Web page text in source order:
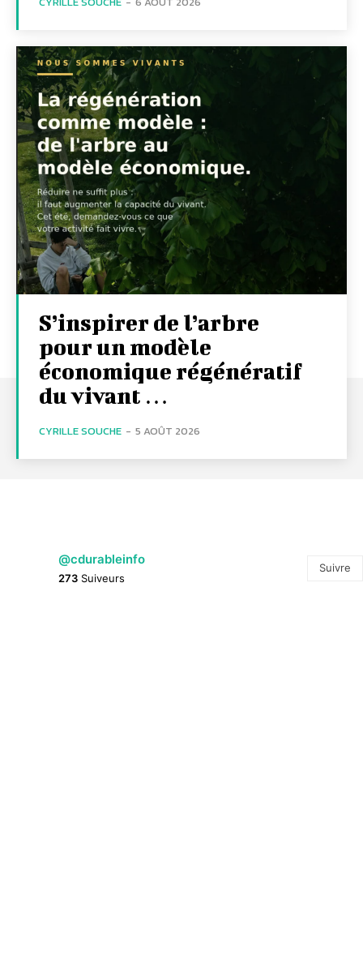
S’inspirer de l’arbre
pour un modèle
économique régénératif
du vivant …
CYRILLE SOUCHE - 5 AOÛT 2026
@cdurableinfo
273 Suiveurs
Suivre